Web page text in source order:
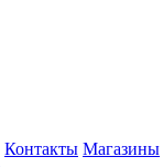
Контакты Магазины